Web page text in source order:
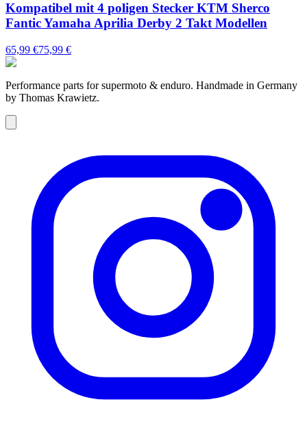
Kompatibel mit 4 poligen Stecker KTM Sherco
Fantic Yamaha Aprilia Derby 2 Takt Modellen
65,99 €75,99 €
Performance parts for supermoto & enduro. Handmade in Germany
by Thomas Krawietz.